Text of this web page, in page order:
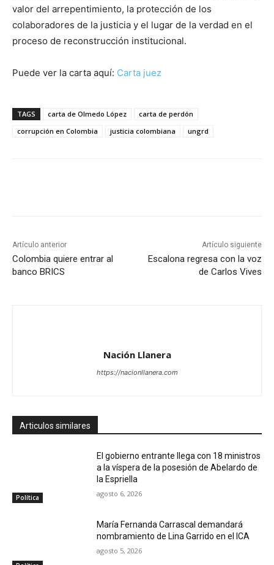
valor del arrepentimiento, la protección de los
colaboradores de la justicia y el lugar de la verdad en el
proceso de reconstrucción institucional.
Puede ver la carta aquí: Carta juez
TAGS carta de Olmedo López
carta de perdón
corrupción en Colombia
justicia colombiana ungrd
Artículo anterior
Colombia quiere entrar al
banco BRICS
Artículo siguiente
Escalona regresa con la voz
de Carlos Vives
Nación Llanera
https://nacionllanera.com
Articulos similares
Política
El gobierno entrante llega con 18 ministros
a la víspera de la posesión de Abelardo de
la Espriella
agosto 6, 2026
María Fernanda Carrascal demandará
nombramiento de Lina Garrido en el ICA
agosto 5, 2026